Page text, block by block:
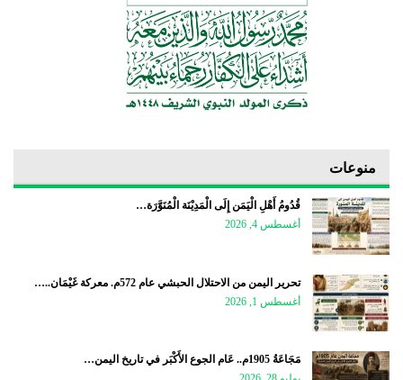
منوعات
قُدُومُ أَهْلِ الْيَمَن إِلَى الْمَدِيْنَة الْمُنَوَّرَة…
أغسطس 4, 2026
تحرير اليمن من الاحتلال الحبشي عام 572م. معركة غَيْمَان..…
أغسطس 1, 2026
مَجَاعَةُ 1905م.. عَام الجوع الأَكْبَر في تاريخ اليمن…